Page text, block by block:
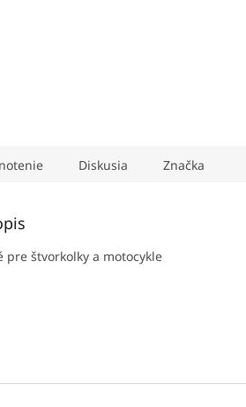
Diskusia Značka
pre štvorkolky a motocykle